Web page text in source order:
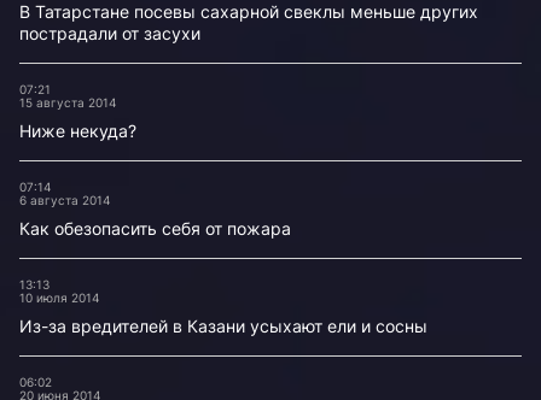
В Татарстане посевы сахарной свеклы меньше других
пострадали от засухи
07:21
15 августа 2014
Ниже некуда?
07:14
6 августа 2014
Как обезопасить себя от пожара
13:13
10 июля 2014
Из-за вредителей в Казани усыхают ели и сосны
06:02
20 июня 2014